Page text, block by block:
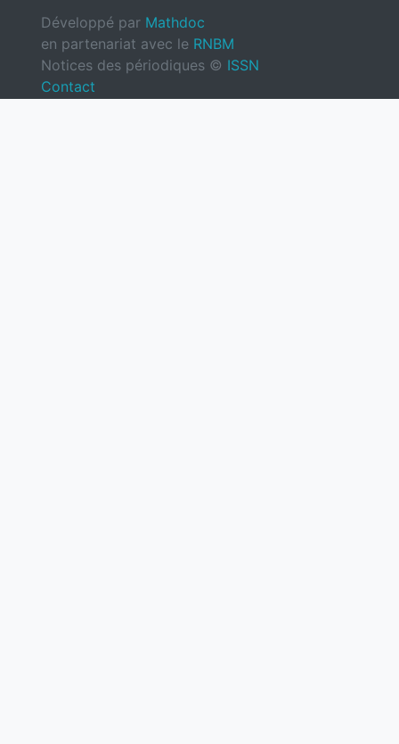
Développé par Mathdoc
en partenariat avec le RNBM
Notices des périodiques © ISSN
Contact